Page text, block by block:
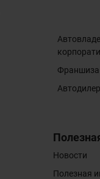
Франшиза
Новости
Полезная